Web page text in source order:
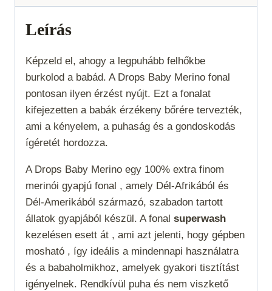
mennyiség
Leírás
Képzeld el, ahogy a legpuhább felhőkbe
burkolod a babád. A Drops Baby Merino fonal
pontosan ilyen érzést nyújt. Ezt a fonalat
kifejezetten a babák érzékeny bőrére tervezték,
ami a kényelem, a puhaság és a gondoskodás
ígéretét hordozza.
A Drops Baby Merino egy 100% extra finom
merinói gyapjú fonal , amely Dél-Afrikából és
Dél-Amerikából származó, szabadon tartott
állatok gyapjából készül. A fonal superwash
kezelésen esett át , ami azt jelenti, hogy gépben
mosható , így ideális a mindennapi használatra
és a babaholmikhoz, amelyek gyakori tisztítást
igényelnek. Rendkívül puha és nem viszkető